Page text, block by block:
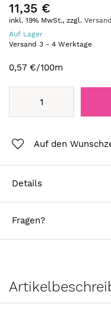
11,35 €
inkl. 19% MwSt., zzgl. Versand
Auf Lager
Versand 3 - 4 Werktage
0,57 €/100m
Auf den
Details
Fragen?